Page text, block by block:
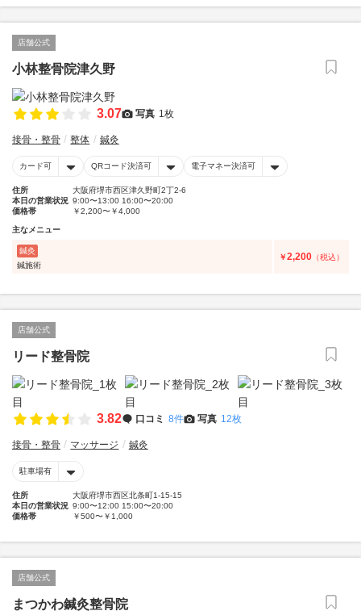
店舗公式
小林整骨院津久野
3.07 写真 1枚
接骨・整骨 整体 鍼灸
カード可 QRコード決済可 電子マネー決済可
住所
大阪府堺市西区津久野町2丁2-6
本日の営業状況 9:00〜13:00 16:00〜20:00
価格帯
￥2,200〜￥4,000
主なメニュー
鍼灸
鍼施術
￥2,200 （税込）
店舗公式
リード整骨院
3.82 口コミ 8件 写真 12枚
接骨・整骨 マッサージ 鍼灸
駐車場有
住所
大阪府堺市西区北条町1-15-15
本日の営業状況 9:00〜12:00 15:00〜20:00
価格帯
￥500〜￥1,000
店舗公式
まつかわ鍼灸整骨院